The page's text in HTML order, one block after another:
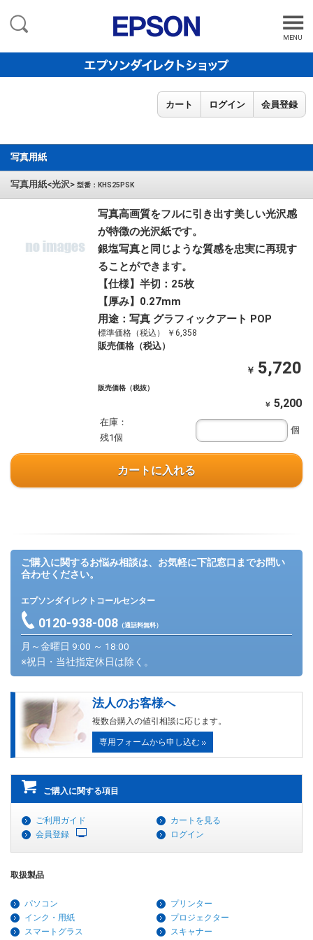
MENU
カート ログイン 会員登録
写真用紙
写真用紙<光沢> 型番：KHS25PSK
写真高画質をフルに引き出す美しい光沢感
が特徴の光沢紙です。
銀塩写真と同じような質感を忠実に再現す
ることができます。
【仕様】半切：25枚
【厚み】0.27mm
用途：写真 グラフィックアート POP
標準価格（税込） ￥6,358
販売価格（税込）
￥ 5,720
販売価格（税抜）
￥ 5,200
在庫：
残1個
個
カートに入れる
ご購入に関するお悩み相談は、お気軽に下記窓口までお問い
合わせください。
エプソンダイレクトコールセンター
0120-938-008（通話料無料）
月～金曜日 9:00 ～ 18:00
※祝日・当社指定休日は除く。
法人のお客様へ
複数台購入の値引相談に応じます。
専用フォームから申し込む
ご購入に関する項目
ご利用ガイド
カートを見る
会員登録
ログイン
取扱製品
パソコン
プリンター
インク・用紙
プロジェクター
スマートグラス
スキャナー